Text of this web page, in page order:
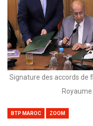
Signature des accords de
BTP MAROC ZOOM